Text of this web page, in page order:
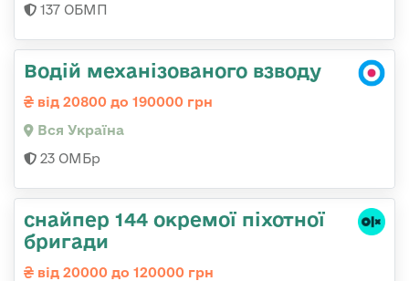
137 ОБМП
Водій механізованого взводу
від 20800 до 190000 грн
Вся Україна
23 ОМБр
снайпер 144 окремої піхотної
бригади
від 20000 до 120000 грн